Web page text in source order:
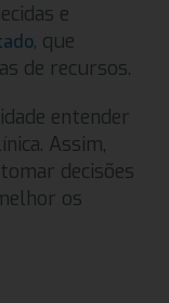
e
, que
de recursos.
entender
Assim,
decisões
os